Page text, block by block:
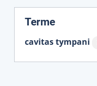
Terme:
cavitas tympani